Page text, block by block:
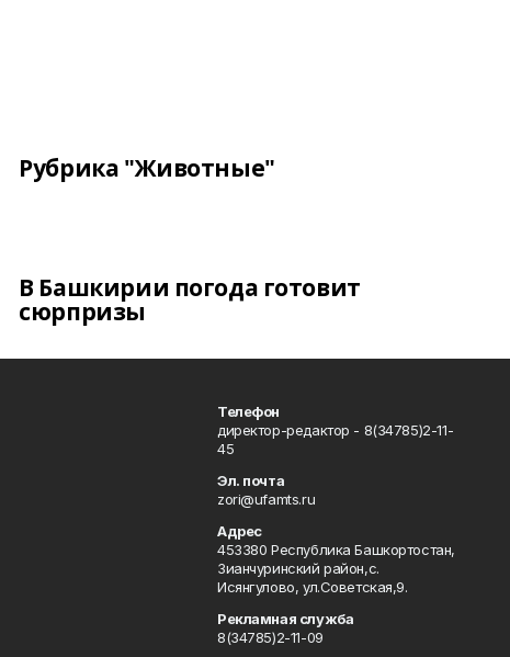
Рубрика "Животные"
В Башкирии погода готовит
сюрпризы
Телефон
директор-редактор - 8(34785)2-11-
45
Эл. почта
zori@ufamts.ru
Адрес
453380 Республика Башкортостан,
Зианчуринский район,с.
Исянгулово, ул.Советская,9.
Рекламная служба
8(34785)2-11-09